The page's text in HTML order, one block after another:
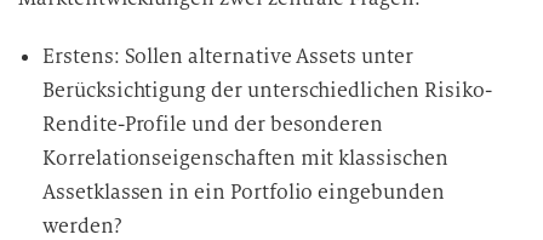
Erstens: Sollen alternative Assets unter
Berücksichtigung der unterschiedlichen Risiko-
Rendite-Profile und der besonderen
Korrelationseigenschaften mit klassischen
Assetklassen in ein Portfolio eingebunden
werden?